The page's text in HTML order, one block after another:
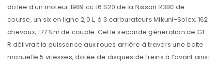
dotée d'un moteur 1989 cc L6 S20 de la Nissan R380 de
course, un six en ligne 2,0 L, à 3 carburateurs Mikuni-Solex, 162
chevaux, 177 Nm de couple. Cette seconde génération de GT-
R délivrait la puissance aux roues arrière à travers une boite
manuelle 5 vitesses, dotée de disques de freins à l’avant ainsi